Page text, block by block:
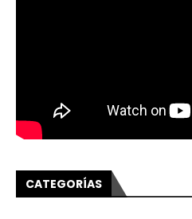
CATEGORÍAS